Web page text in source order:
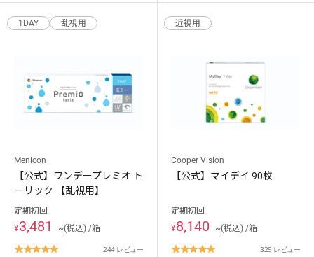
rating
rating
1DAY 乱視用
Menicon
【公式】ワンデープレミオ ト
ーリック 【乱視用】
定期初回
¥3,481 ~(税込) /箱
4.8
244 レビュー
近視用
Cooper Vision
【公式】マイデイ 90枚
定期初回
¥8,140 ~(税込) /箱
4.8
329 レビュー